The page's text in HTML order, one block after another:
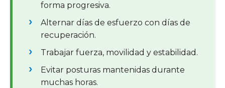
forma progresiva.
Alternar días de esfuerzo con días de
recuperación.
Trabajar fuerza, movilidad y estabilidad.
Evitar posturas mantenidas durante
muchas horas.